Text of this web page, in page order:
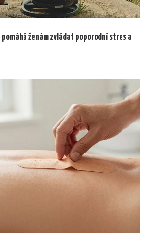
pomáhá ženám zvládat poporodní stres a